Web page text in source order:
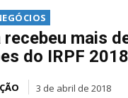
recebeu mais
do IRPF 2018
3 de abril de 2018